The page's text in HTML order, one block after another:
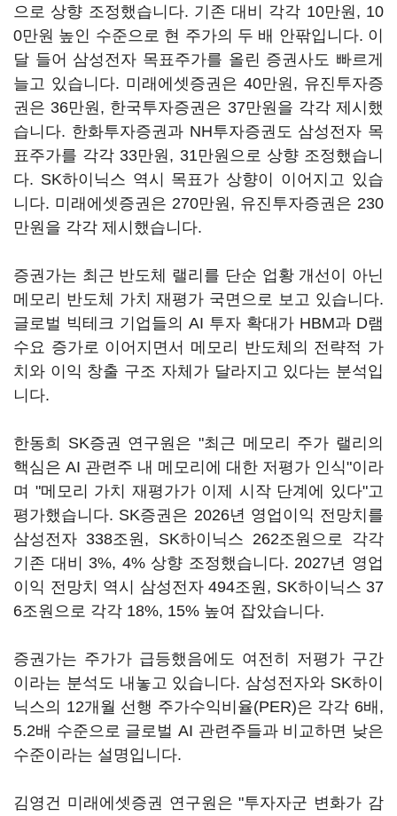
으로 상향 조정했습니다. 기존 대비 각각 10만원, 10
0만원 높인 수준으로 현 주가의 두 배 안팎입니다. 이
달 들어 삼성전자 목표주가를 올린 증권사도 빠르게
늘고 있습니다. 미래에셋증권 은 40만원, 유진투자증
권 은 36만원, 한국투자증권 은 37만원을 각각 제시했
습니다. 한화투자증권 과 NH투자증권 도 삼성전자 목
표주가를 각각 33만원, 31만원으로 상향 조정했습니
다. SK하이닉스 역시 목표가 상향이 이어지고 있습
니다. 미래에셋증권은 270만원, 유진투자증권은 230
만원을 각각 제시했습니다.
증권가는 최근 반도체 랠리를 단순 업황 개선이 아닌
메모리 반도체 가치 재평가 국면으로 보고 있습니다.
글로벌 빅테크 기업들의 AI 투자 확대가 HBM과 D램
수요 증가로 이어지면서 메모리 반도체의 전략적 가
치와 이익 창출 구조 자체가 달라지고 있다는 분석입
니다.
한동희 SK증권 연구원은 "최근 메모리 주가 랠리의
핵심은 AI 관련주 내 메모리에 대한 저평가 인식"이라
며 "메모리 가치 재평가가 이제 시작 단계에 있다"고
평가했습니다. SK증권은 2026년 영업이익 전망치를
삼성전자 338조원, SK하이닉스 262조원으로 각각
기존 대비 3%, 4% 상향 조정했습니다. 2027년 영업
이익 전망치 역시 삼성전자 494조원, SK하이닉스 37
6조원으로 각각 18%, 15% 높여 잡았습니다.
증권가는 주가가 급등했음에도 여전히 저평가 구간
이라는 분석도 내놓고 있습니다. 삼성전자와 SK하이
닉스의 12개월 선행 주가수익비율(PER)은 각각 6배,
5.2배 수준으로 글로벌 AI 관련주들과 비교하면 낮은
수준이라는 설명입니다.
김영건 미래에셋증권 연구원은 "투자자군 변화가 감